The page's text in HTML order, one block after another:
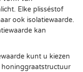
Elke plisséstof
ook isolatiewaarde.
kan
kunt u kiezen
honinggraatstructuur